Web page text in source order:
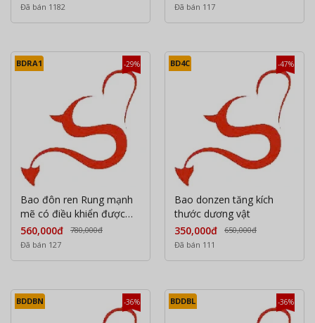
Đã bán 1182
Đã bán 117
-29%
BDRA1
Bao đôn ren Rung mạnh
mẽ có điều khiển được
qua aap
560,000đ
780,000đ
Đã bán 127
-47%
BD4C
Bao donzen tăng kích
thước dương vật
350,000đ
650,000đ
Đã bán 111
-36%
BDDBN -36%
BDDBL